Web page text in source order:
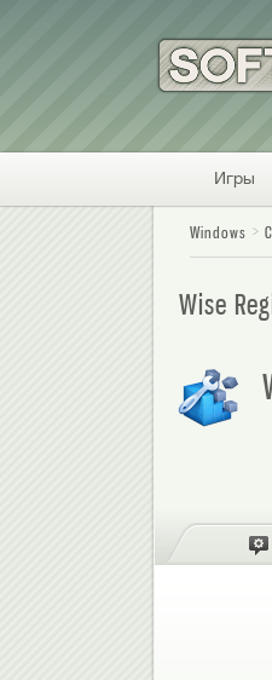
Игры
Windows
Wise